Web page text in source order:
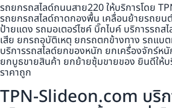
รถยกรถสไลด์ถนนสาย220 ให้บริการโดย
รถยกรถสไลด์ถาดกองพื้น เคลื่อนย้ายรถยน
ป้ายแดง รถมอเตอร์ไซค์ บิ๊กไบค์ บริการรถส
เสีย ยกรถอุบัติเหตุ ยกรถตกข้างทาง รถแบ
บริการรถสไลด์ยกของหนัก ยกเครื่องจักร์ห
ยกบูธขายสินค้า ยกย้ายซุ้มขายของ ยินดีให้บ
ราคาถูก
TPN-Slideon.com บริ